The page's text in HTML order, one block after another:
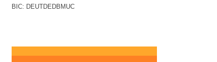
BIC: DEUTDEDBMUC